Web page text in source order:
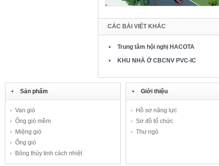
CÁC BÀI VIẾT KHÁC
Trung tâm hội nghị HACOTA
KHU NHÀ Ở CBCNV PVC-IC
Sản phẩm
Van gió
Ống gió mềm
Miệng gió
Ống gió
Bông thủy tinh cách nhiệt
Giới thiệu
Hồ sơ năng lực
Sơ đồ tổ chức
Thư ngỏ